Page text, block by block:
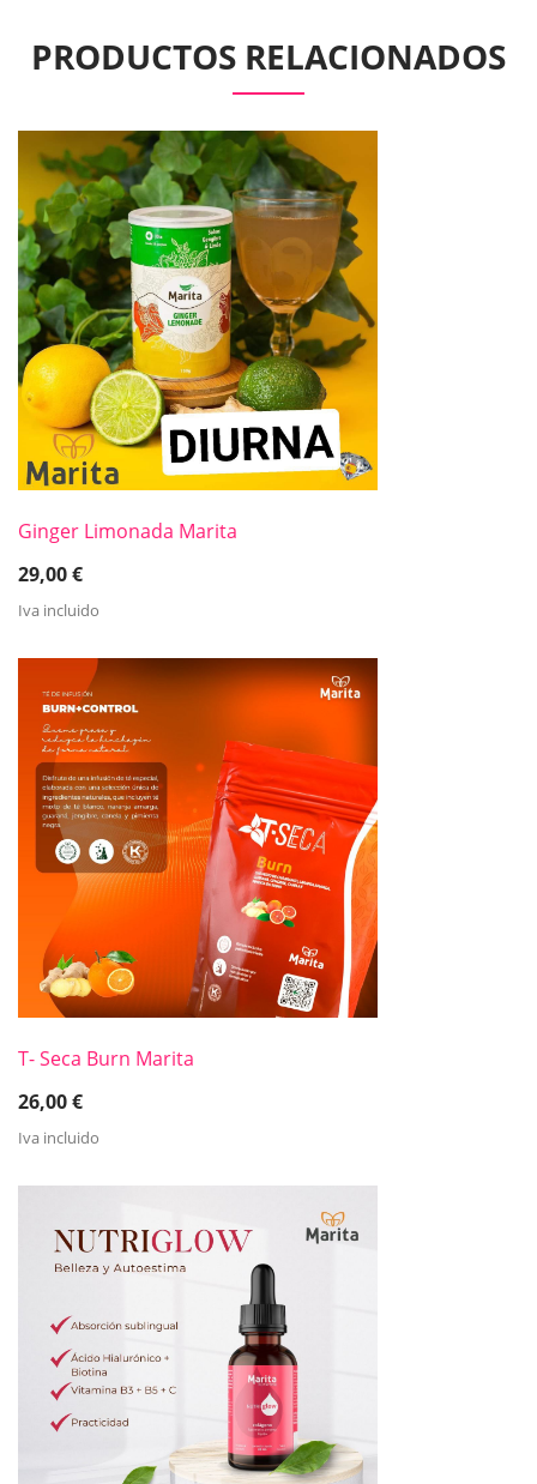
PRODUCTOS RELACIONADOS
Ginger Limonada Marita
29,00€
Iva incluido
T- Seca Burn Marita
26,00€
Iva incluido